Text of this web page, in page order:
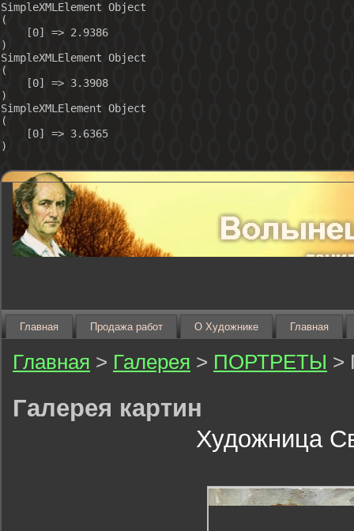
SimpleXMLElement Object
(
    [0] => 2.9386
)
SimpleXMLElement Object
(
    [0] => 3.3908
)
SimpleXMLElement Object
(
    [0] => 3.6365
Главная Продажа работ О Художнике Главная
Главная > Галерея > ПОРТРЕТЫ >
Галерея картин
Художница